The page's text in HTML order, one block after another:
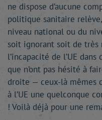
ne dispose d’aucune
politique sanitaire
niveau national ou du
soit ignorant soit de très
l’incapacité de l’UE
que n’ont pas hésité à
droite — ceux-là mêmes
à l’UE une quelconque
! Voilà déjà pour une